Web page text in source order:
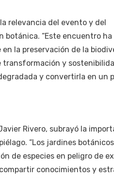
relevancia del evento y del
“Este encuentro ha
la preservación de la
transformación y
y convertirla en un
Rivero, subrayó la
“Los jardines
de especies en peligro de
conocimientos y